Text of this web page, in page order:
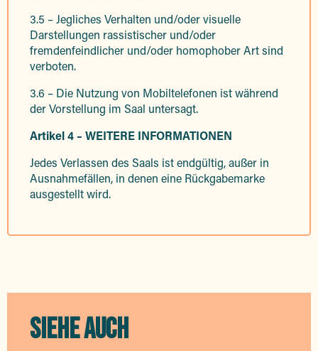
3.5 – Jegliches Verhalten und/oder visuelle
Darstellungen rassistischer und/oder
fremdenfeindlicher und/oder homophober Art sind
verboten.
3.6 – Die Nutzung von Mobiltelefonen ist während
der Vorstellung im Saal untersagt.
Artikel 4 – WEITERE INFORMATIONEN
Jedes Verlassen des Saals ist endgültig, außer in
Ausnahmefällen, in denen eine Rückgabemarke
ausgestellt wird.
SIEHE AUCH